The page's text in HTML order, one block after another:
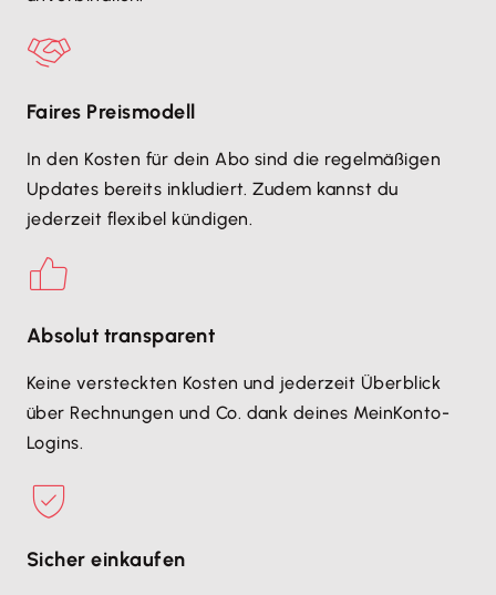
Faires Preismodell
In den Kosten für dein Abo sind die regelmäßigen
Updates bereits inkludiert. Zudem kannst du
jederzeit flexibel kündigen.
Absolut transparent
Keine versteckten Kosten und jederzeit Überblick
über Rechnungen und Co. dank deines MeinKonto-
Logins.
Sicher einkaufen